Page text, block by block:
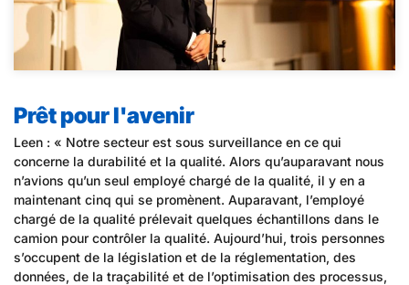
Prêt pour l'avenir
Leen : « Notre secteur est sous surveillance en ce qui
concerne la durabilité et la qualité. Alors qu’auparavant nous
n’avions qu’un seul employé chargé de la qualité, il y en a
maintenant cinq qui se promènent. Auparavant, l’employé
chargé de la qualité prélevait quelques échantillons dans le
camion pour contrôler la qualité. Aujourd’hui, trois personnes
s’occupent de la législation et de la réglementation, des
données, de la traçabilité et de l’optimisation des processus,